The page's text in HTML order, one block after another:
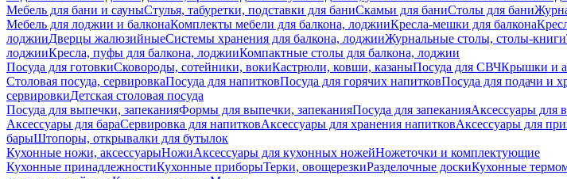
Мебель для бани и сауныСтулья, табуретки, подставки для баниСкамьи для баниСтолы для бани
Мебель для лоджии и балконаКомплекты мебели для балкона, лоджииКресла-мешки для балкона
лоджииДверцы жалюзийныеСистемы хранения для балкона, лоджииЖурнальные столы, столы-книги
лоджииКресла, пуфы для балкона, лоджииКомпактные столы для балкона, лоджии
Посуда для готовкиСковороды, сотейники, вокиКастрюли, ковши, казаныПосуда для СВЧКрышки и
Столовая посуда, сервировкаПосуда для напитковПосуда для горячих напитковПосуда для подачи и
сервировкиДетская столовая посуда
Посуда для выпечки, запеканияФормы для выпечки, запеканияПосуда для запеканияАксессуары для
Аксессуары для бараСервировка для напитковАксессуары для хранения напитковАксессуары для
барыШтопоры, открывалки для бутылок
Кухонные ножи, аксессуарыНожиАксессуары для кухонных ножейНожеточки и комплектующие
Кухонные принадлежностиКухонные приборыТерки, овощерезкиРазделочные доскиКухонные